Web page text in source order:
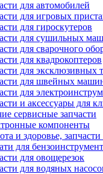
для автомобилей
для игровых
для гироскутеров
для сушильных
для сварочного
для квадрокоптеров
для эксклюзивных
для швейных
для
и аксессуары для
сервисные запчасти
компоненты
и здоровье,
для
для овощерезок
для водяных